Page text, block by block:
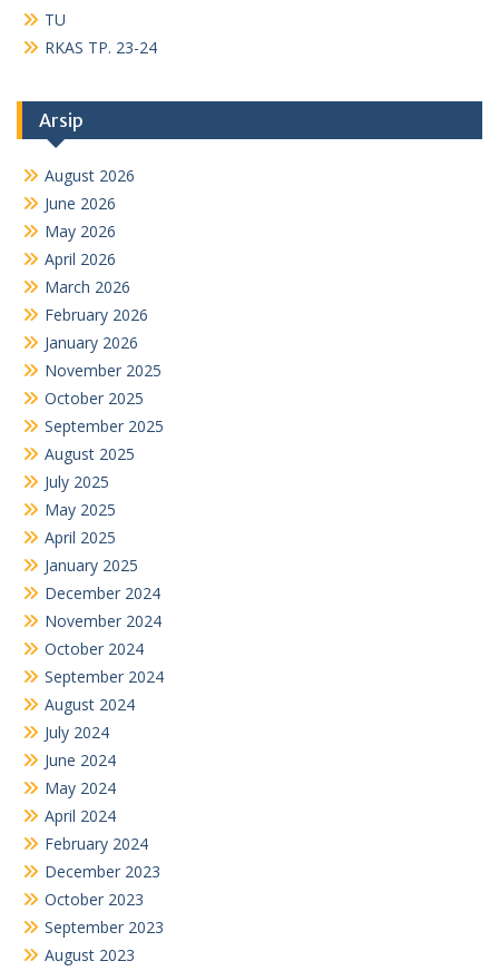
TU
RKAS TP. 23-24
Arsip
August 2026
June 2026
May 2026
April 2026
March 2026
February 2026
January 2026
November 2025
October 2025
September 2025
August 2025
July 2025
May 2025
April 2025
January 2025
December 2024
November 2024
October 2024
September 2024
August 2024
July 2024
June 2024
May 2024
April 2024
February 2024
December 2023
October 2023
September 2023
August 2023